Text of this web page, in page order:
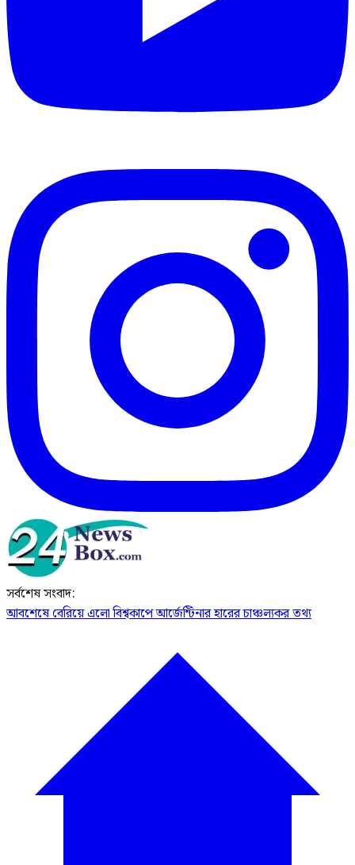
সর্বশেষ সংবাদ:
আবশেষে বেরিয়ে এলো বিশ্বকাপে আর্জেন্টিনার হারের চাঞ্চল্যকর তথ্য